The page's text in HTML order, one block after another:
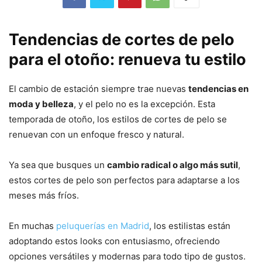
Tendencias de cortes de pelo
para el otoño: renueva tu estilo
El cambio de estación siempre trae nuevas tendencias en
moda y belleza, y el pelo no es la excepción. Esta
temporada de otoño, los estilos de cortes de pelo se
renuevan con un enfoque fresco y natural.
Ya sea que busques un cambio radical o algo más sutil,
estos cortes de pelo son perfectos para adaptarse a los
meses más fríos.
En muchas peluquerías en Madrid, los estilistas están
adoptando estos looks con entusiasmo, ofreciendo
opciones versátiles y modernas para todo tipo de gustos.